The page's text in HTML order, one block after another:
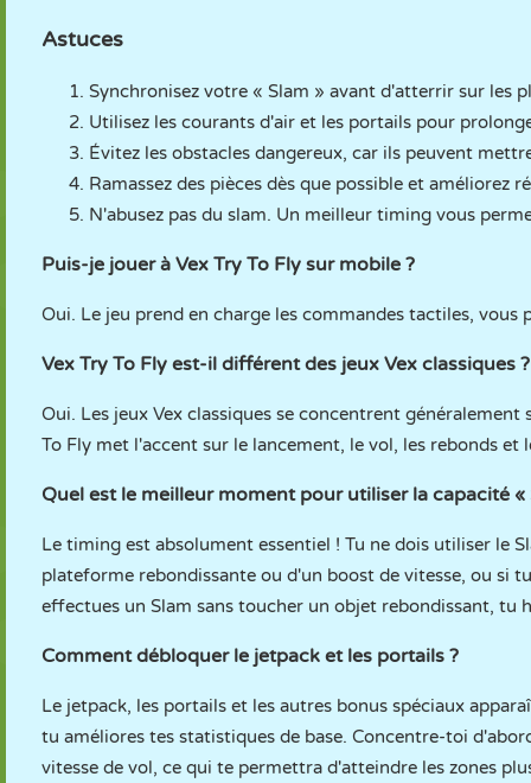
Astuces
Synchronisez votre « Slam » avant d'atterrir sur les
Utilisez les courants d'air et les portails pour
Évitez les obstacles dangereux, car ils peuvent
Ramassez des pièces dès que possible et améliorez
N'abusez pas du slam. Un meilleur timing vous
Puis-je jouer à Vex Try To Fly sur mobile ?
Oui. Le jeu prend en charge les commandes tactiles,
Vex Try To Fly est-il différent des jeux Vex classiques ?
Oui. Les jeux Vex classiques se concentrent
To Fly met l'accent sur le lancement, le vol, les rebonds et
Quel est le meilleur moment pour utiliser la capacité «
Le timing est absolument essentiel ! Tu ne dois utiliser le
plateforme rebondissante ou d'un boost de vitesse, ou si
effectues un Slam sans toucher un objet rebondissant,
Comment débloquer le jetpack et les portails ?
Le jetpack, les portails et les autres bonus spéciaux
tu améliores tes statistiques de base. Concentre-toi
vitesse de vol, ce qui te permettra d'atteindre les zones